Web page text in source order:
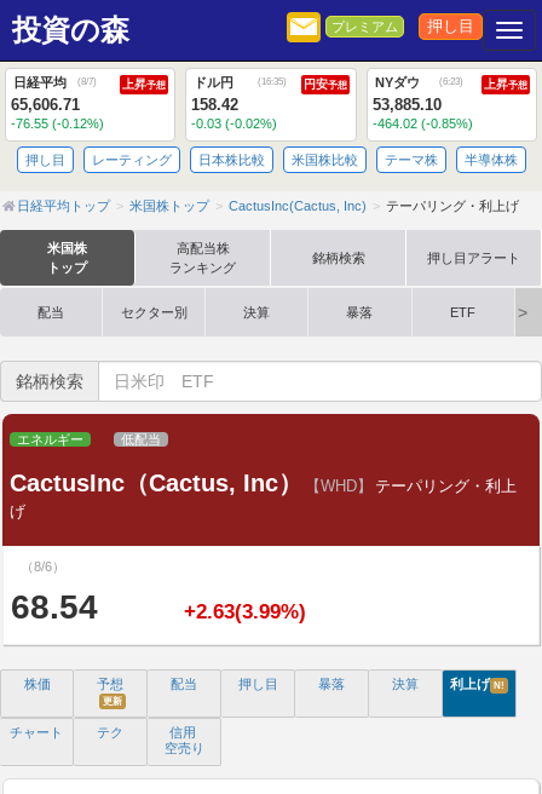
投資の森 プレミアム 押し目
日経平均 (8/7) 上昇予想
65,606.71
-76.55 (-0.12%)
ドル円 (16:35) 円安予想
158.42
-0.03 (-0.02%)
NYダウ (6:23) 上昇予想
53,885.10
-464.02 (-0.85%)
押し目 レーティング 日本株比較 米国株比較 テーマ株 半導体株
日経平均トップ 米国株トップ CactusInc(Cactus, Inc) テーパリング・利上げ
米国株
トップ
高配当株
ランキング
銘柄検索 押し目アラート
配当 セクター別 決算 暴落 ETF
銘柄検索
エネルギー 低配当
CactusInc（Cactus, Inc） 【WHD】
テーパリング・利上
げ
（8/6）
68.54 +2.63(3.99%)
株価 予想
更新
配当 押し目 暴落 決算 利上げ N!
チャート テク
信用
空売り